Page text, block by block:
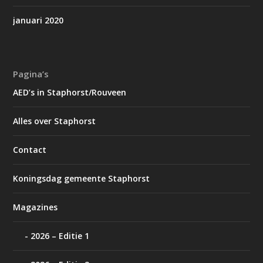
januari 2020
Pagina’s
AED’s in Staphorst/Rouveen
Alles over Staphorst
Contact
Koningsdag gemeente Staphorst
Magazines
2026 – Editie 1